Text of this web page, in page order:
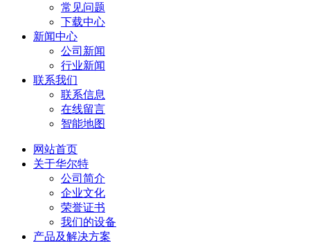
常见问题
下载中心
新闻中心
公司新闻
行业新闻
联系我们
联系信息
在线留言
智能地图
网站首页
关于华尔特
公司简介
企业文化
荣誉证书
我们的设备
产品及解决方案